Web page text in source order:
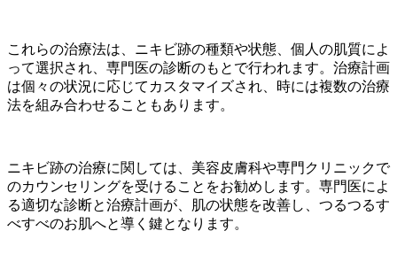
これらの治療法は、ニキビ跡の種類や状態、個人の肌質によ
って選択され、専門医の診断のもとで行われます。治療計画
は個々の状況に応じてカスタマイズされ、時には複数の治療
法を組み合わせることもあります。
ニキビ跡の治療に関しては、美容皮膚科や専門クリニックで
のカウンセリングを受けることをお勧めします。専門医によ
る適切な診断と治療計画が、肌の状態を改善し、つるつるす
べすべのお肌へと導く鍵となります。